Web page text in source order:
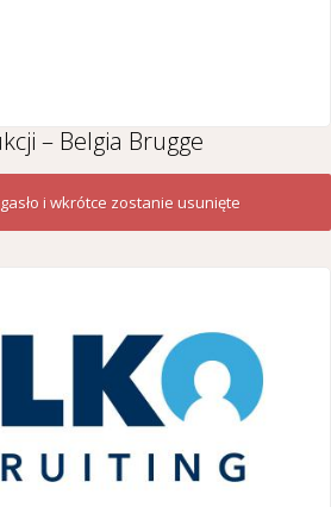
– Belgia Brugge
i wkrótce zostanie usunięte